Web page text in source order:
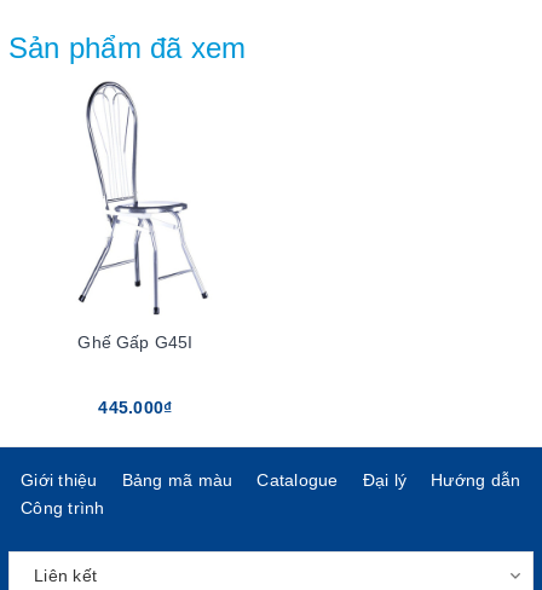
Sản phẩm đã xem
Ghế Gấp G45I
445.000₫
Giới thiệu Bảng mã màu Catalogue Đại lý
Hướng dẫn
Công trình